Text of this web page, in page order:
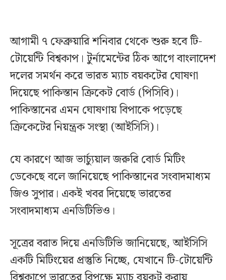
আগামী ৭ ফেব্রুয়ারি শনিবার থেকে শুরু হবে টি-
টোয়েন্টি বিশ্বকাপ। টুর্নামেন্টের ঠিক আগে বাংলাদেশ
দলের সমর্থন করে ভারত ম্যাচ বয়কটের ঘোষণা
দিয়েছে পাকিস্তান ক্রিকেট বোর্ড (পিসিবি)।
পাকিস্তানের এমন ঘোষণায় বিপাকে পড়েছে
ক্রিকেটের নিয়ন্ত্রক সংস্থা (আইসিসি)।
যে কারণে আজ ভার্চ্যুয়াল জরুরি বোর্ড মিটিং
ডেকেছে বলে জানিয়েছে পাকিস্তানের সংবাদমাধ্যম
জিও সুপার। একই খবর দিয়েছে ভারতের
সংবাদমাধ্যম এনডিটিভিও।
সূত্রের বরাত দিয়ে এনডিটিভি জানিয়েছে, আইসিসি
একটি মিটিংয়ের প্রস্তুতি নিচ্ছে, যেখানে টি-টোয়েন্টি